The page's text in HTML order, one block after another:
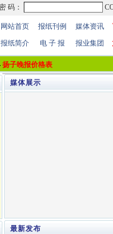
网站首页 报纸刊例 媒体资讯
报纸简介 电 子 报 报业集团
扬子晚报价格表
媒体展示
最新发布